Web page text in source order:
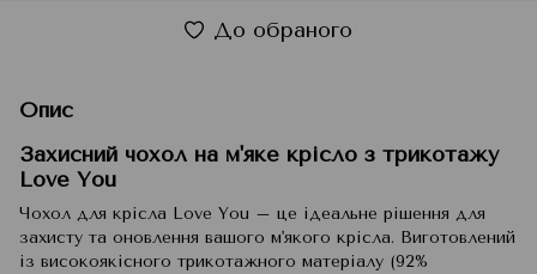
До обраного
Опис
Захисний чохол на м'яке крісло з трикотажу
Love You
Чохол для крісла Love You – це ідеальне рішення для
захисту та оновлення вашого м'якого крісла. Виготовлений
із високоякісного трикотажного матеріалу (92%